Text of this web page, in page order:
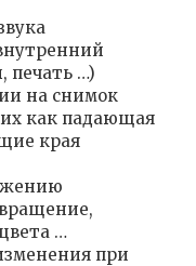
печать …)
на снимок
как падающая
края
…
при